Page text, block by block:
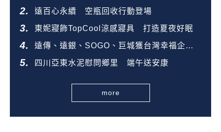
態圈
遠百心永續 空瓶回收行動登場
東妮寢飾TopCool涼感寢具 打造夏夜好眠
遠傳、遠銀、SOGO、巨城獲台灣幸福企業
金獎
四川亞東水泥慰問鄉里 端午送安康
more